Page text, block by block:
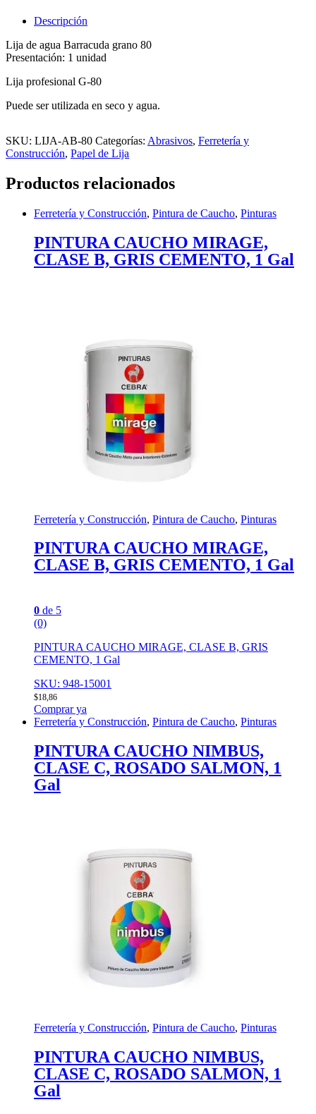
Descripción
Lija de agua Barracuda grano 80
Presentación: 1 unidad
Lija profesional G-80
Puede ser utilizada en seco y agua.
SKU: LIJA-AB-80 Categorías: Abrasivos, Ferretería y
Construcción, Papel de Lija
Productos relacionados
Ferretería y Construcción, Pintura de Caucho, Pinturas
PINTURA CAUCHO MIRAGE,
CLASE B, GRIS CEMENTO, 1 Gal
Ferretería y Construcción, Pintura de Caucho, Pinturas
PINTURA CAUCHO MIRAGE,
CLASE B, GRIS CEMENTO, 1 Gal
0 de 5
(0)
PINTURA CAUCHO MIRAGE, CLASE B, GRIS
CEMENTO, 1 Gal
SKU: 948-15001
$18,86
Comprar ya
Ferretería y Construcción, Pintura de Caucho, Pinturas
PINTURA CAUCHO NIMBUS,
CLASE C, ROSADO SALMON, 1
Gal
Ferretería y Construcción, Pintura de Caucho, Pinturas
PINTURA CAUCHO NIMBUS,
CLASE C, ROSADO SALMON, 1
Gal